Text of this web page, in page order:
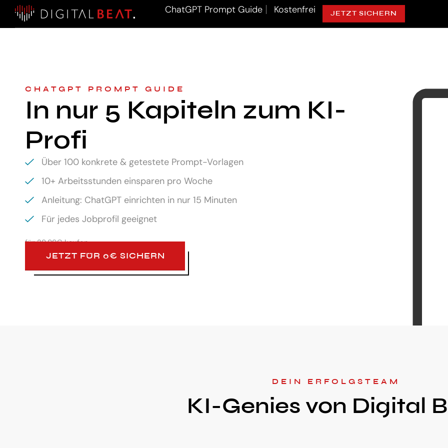
ChatGPT Prompt Guide Kostenfrei JETZT SICHERN
CHATGPT PROMPT GUIDE
In nur 5 Kapiteln zum KI-
Profi
Über 100 konkrete & getestete Prompt-Vorlagen
10+ Arbeitsstunden einsparen pro Woche
Anleitung: ChatGPT einrichten in nur 15 Minuten
Für jedes Jobprofil geeignet
für29,99€ kaufen
JETZT FÜR 0€ SICHERN
DEIN ERFOLGSTEAM
KI-Genies von Digital